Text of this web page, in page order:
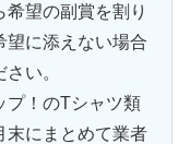
希望の副賞を割り
望に添えない場合
い。
プ！のTシャツ類
末にまとめて業者